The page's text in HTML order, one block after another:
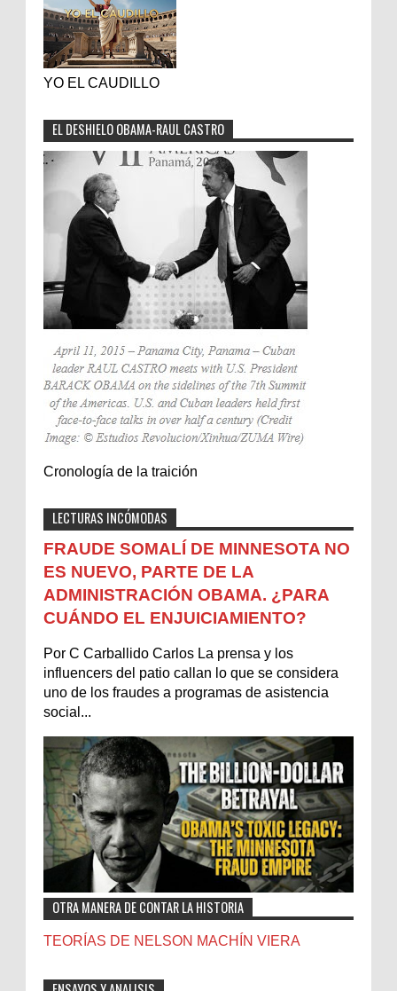
YO EL CAUDILLO
EL DESHIELO OBAMA-RAUL CASTRO
Cronología de la traición
LECTURAS INCÓMODAS
FRAUDE SOMALÍ DE MINNESOTA NO
ES NUEVO, PARTE DE LA
ADMINISTRACIÓN OBAMA. ¿PARA
CUÁNDO EL ENJUICIAMIENTO?
Por C Carballido Carlos La prensa y los
influencers del patio callan lo que se considera
uno de los fraudes a programas de asistencia
social...
OTRA MANERA DE CONTAR LA HISTORIA
TEORÍAS DE NELSON MACHÍN VIERA